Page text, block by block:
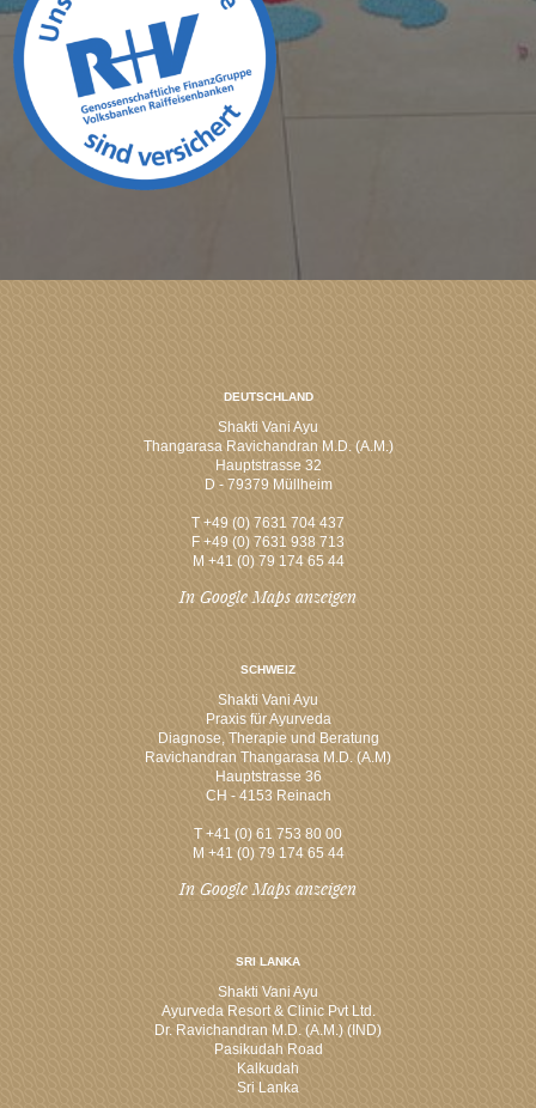
DEUTSCHLAND
Shakti Vani Ayu
Thangarasa Ravichandran M.D. (A.M.)
Hauptstrasse 32
D - 79379 Müllheim
T +49 (0) 7631 704 437
F +49 (0) 7631 938 713
M +41 (0) 79 174 65 44
In Google Maps anzeigen
SCHWEIZ
Shakti Vani Ayu
Praxis für Ayurveda
Diagnose, Therapie und Beratung
Ravichandran Thangarasa M.D. (A.M)
Hauptstrasse 36
CH - 4153 Reinach
T +41 (0) 61 753 80 00
M +41 (0) 79 174 65 44
In Google Maps anzeigen
SRI LANKA
Shakti Vani Ayu
Ayurveda Resort & Clinic Pvt Ltd.
Dr. Ravichandran M.D. (A.M.) (IND)
Pasikudah Road
Kalkudah
Sri Lanka